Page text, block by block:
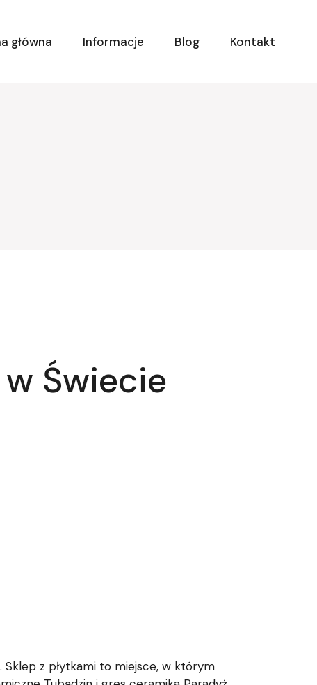
główna
Informacje Blog Kontakt
Świecie
z płytkami to miejsce, w którym